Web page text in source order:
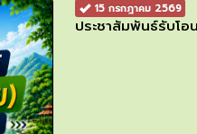
15 กรกฎาคม 2569
ประชาสัมพันธ์รับโ